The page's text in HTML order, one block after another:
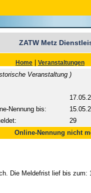
ZATW Metz
Home Veranstaltungen
Veranstaltung )
Nennung bis:
29
Online-Nennung nicht
Die Meldefrist lief bis zum: